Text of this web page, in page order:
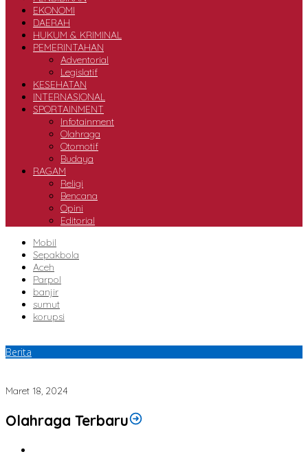
EKONOMI
DAERAH
HUKUM & KRIMINAL
PEMERINTAHAN
Adventorial
Legislatif
KESEHATAN
INTERNASIONAL
SPORTAINMENT
Infotainment
Olahraga
Otomotif
Budaya
RAGAM
Religi
Bencana
Opini
Editorial
Mobil
Sepakbola
Aceh
Parpol
banjir
sumut
korupsi
Berita
Maret 18, 2024
Olahraga Terbaru